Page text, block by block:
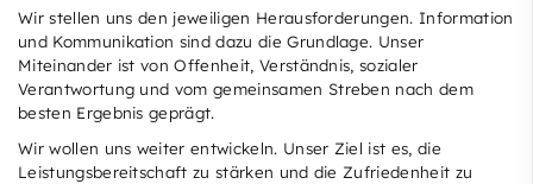
Wir stellen uns den jeweiligen Herausforderungen. Information
und Kommunikation sind dazu die Grundlage. Unser
Miteinander ist von Offenheit, Verständnis, sozialer
Verantwortung und vom gemeinsamen Streben nach dem
besten Ergebnis geprägt.
Wir wollen uns weiter entwickeln. Unser Ziel ist es, die
Leistungsbereitschaft zu stärken und die Zufriedenheit zu